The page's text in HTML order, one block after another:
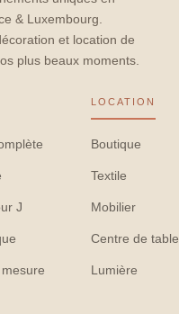
& Luxembourg.
et location de
plus beaux moments.
J
LOCATION
Boutique
Textile
Mobilier
Centre de table
Lumière